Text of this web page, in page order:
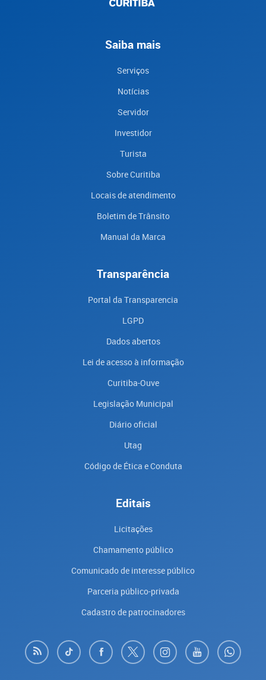
Saiba mais
Serviços
Notícias
Servidor
Investidor
Turista
Sobre Curitiba
Locais de atendimento
Boletim de Trânsito
Manual da Marca
Transparência
Portal da Transparencia
LGPD
Dados abertos
Lei de acesso à informação
Curitiba-Ouve
Legislação Municipal
Diário oficial
Utag
Código de Ética e Conduta
Editais
Licitações
Chamamento público
Comunicado de interesse público
Parceria público-privada
Cadastro de patrocinadores